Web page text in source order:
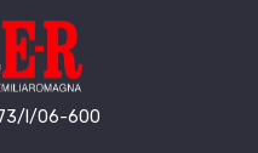
I/06-600